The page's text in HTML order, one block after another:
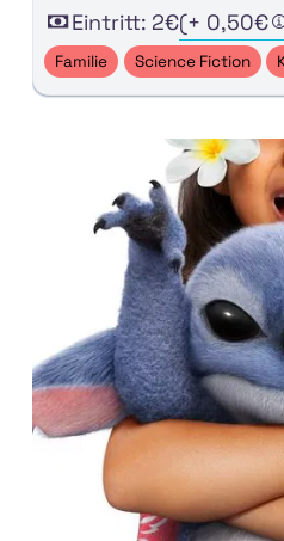
Eintritt: 2€(+ 0,50€
Familie Science Fiction